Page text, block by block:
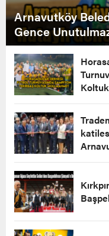
Arnavutköy
Gence